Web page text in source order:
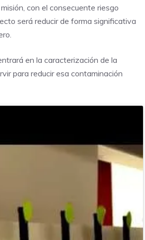
con el consecuente riesgo
será reducir de forma significativa
en la caracterización de la
para reducir esa contaminación